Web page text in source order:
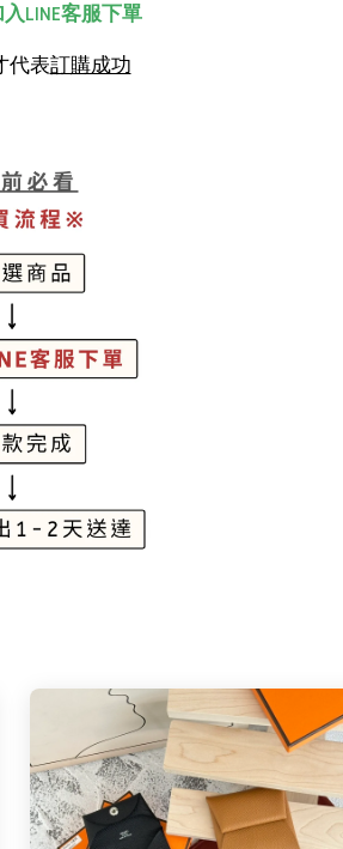
LINE客服下單
代表訂購成功